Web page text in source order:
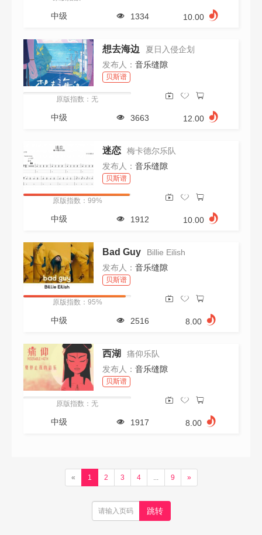
中级 1334 10.00
想去海边
夏日入侵企划
发布人： 音乐缝隙
贝斯谱
原版指数：无
中级 3663 12.00
迷恋
梅卡德尔乐队
发布人： 音乐缝隙
贝斯谱
原版指数：99%
中级 1912 10.00
Bad Guy
Billie Eilish
发布人： 音乐缝隙
贝斯谱
原版指数：95%
中级 2516 8.00
西湖
痛仰乐队
发布人： 音乐缝隙
贝斯谱
原版指数：无
中级 1917 8.00
« 1 2 3 4 ... 9 »